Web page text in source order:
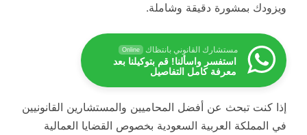
ويزودك بمشورة دقيقة وشاملة.
مستشارك القانوني بانتظاك Online
استفسر واسألنا! قم بتوكيلنا بعد
معرفة كامل التفاصيل
إذا كنت تبحث عن أفضل المحاميين والمستشارين القانونيين
في المملكة العربية السعودية بخصوص القضايا العمالية